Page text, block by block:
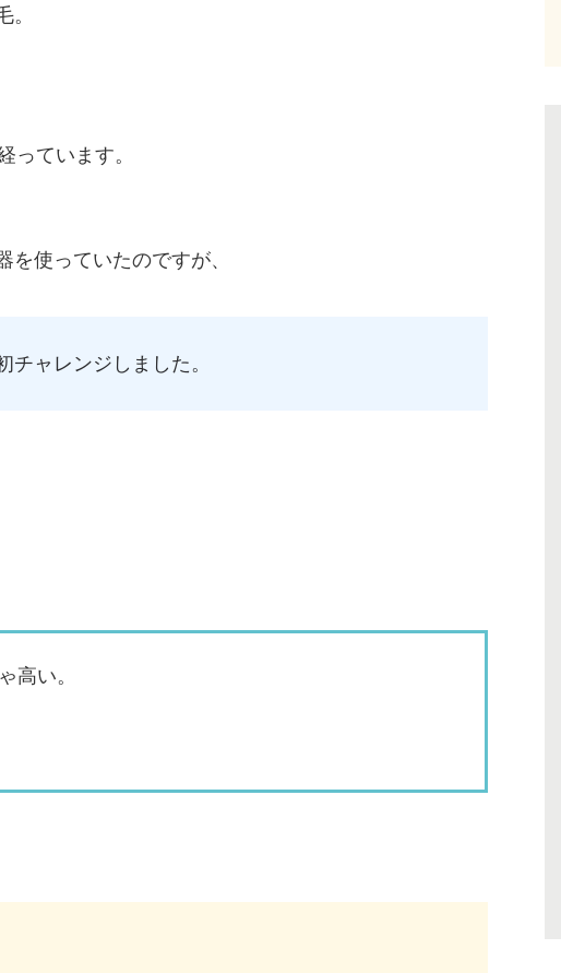
。
っています。
使っていたのですが、
ャレンジしました。
高い。